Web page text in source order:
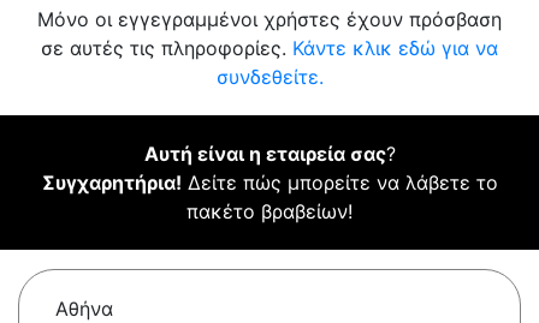
Μόνο οι εγγεγραμμένοι χρήστες έχουν πρόσβαση
σε αυτές τις πληροφορίες. Κάντε κλικ εδώ για να
συνδεθείτε.
Αυτή είναι η εταιρεία σας?
Συγχαρητήρια! Δείτε πώς μπορείτε να λάβετε το
πακέτο βραβείων!
Αθήνα